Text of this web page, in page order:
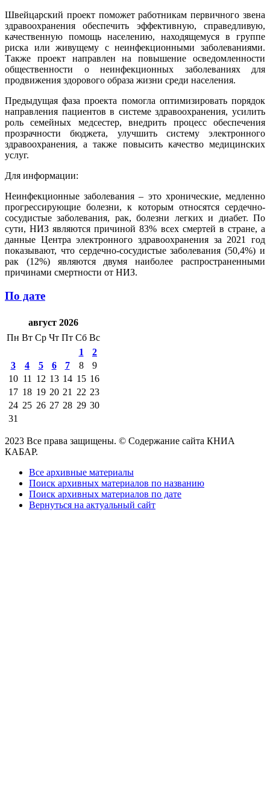
Швейцарский проект поможет работникам первичного звена
здравоохранения обеспечить эффективную, справедливую,
качественную помощь населению, находящемуся в группе
риска или живущему с неинфекционными заболеваниями.
Также проект направлен на повышение осведомленности
общественности о неинфекционных заболеваниях для
продвижения здорового образа жизни среди населения.
Предыдущая фаза проекта помогла оптимизировать порядок
направления пациентов в системе здравоохранения, усилить
роль семейных медсестер, внедрить процесс обеспечения
прозрачности бюджета, улучшить систему электронного
здравоохранения, а также повысить качество медицинских
услуг.
Для информации:
Неинфекционные заболевания – это хронические, медленно
прогрессирующие болезни, к которым относятся сердечно-
сосудистые заболевания, рак, болезни легких и диабет. По
сути, НИЗ являются причиной 83% всех смертей в стране, а
данные Центра электронного здравоохранения за 2021 год
показывают, что сердечно-сосудистые заболевания (50,4%) и
рак (12%) являются двумя наиболее распространенными
причинами смертности от НИЗ.
По дате
август 2026
Пн Вт Ср Чт Пт Сб Вс
1
2
3
4 5 6 7 8
9
10 11 12 13 14 15 16
17 18 19 20 21 22 23
24 25 26 27 28 29 30
31
2023 Все права защищены. © Содержание сайта КНИА
КАБАР.
Все архивные материалы
Поиск архивных материалов по названию
Поиск архивных материалов по дате
Вернуться на актуальный сайт